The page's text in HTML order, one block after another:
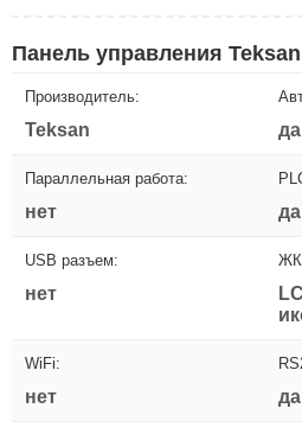
Панель управления
Производитель:
Teksan да
Параллельная работа:
нет да
USB разъем:
нет
ЖК
WiFi:
нет да